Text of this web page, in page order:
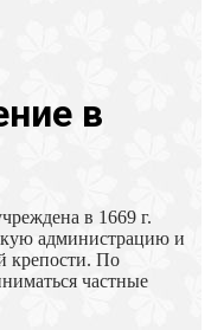
в
в 1669 г.
администрацию и
крепости. По
частные